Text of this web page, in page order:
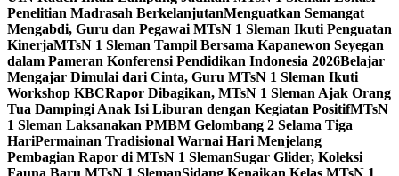
Penelitian Madrasah BerkelanjutanMenguatkan Semangat
Mengabdi, Guru dan Pegawai MTsN 1 Sleman Ikuti Penguatan
KinerjaMTsN 1 Sleman Tampil Bersama Kapanewon Seyegan
dalam Pameran Konferensi Pendidikan Indonesia 2026Belajar
Mengajar Dimulai dari Cinta, Guru MTsN 1 Sleman Ikuti
Workshop KBCRapor Dibagikan, MTsN 1 Sleman Ajak Orang
Tua Dampingi Anak Isi Liburan dengan Kegiatan PositifMTsN
1 Sleman Laksanakan PMBM Gelombang 2 Selama Tiga
HariPermainan Tradisional Warnai Hari Menjelang
Pembagian Rapor di MTsN 1 SlemanSugar Glider, Koleksi
Fauna Baru MTsN 1 SlemanSidang Kenaikan Kelas MTsN 1